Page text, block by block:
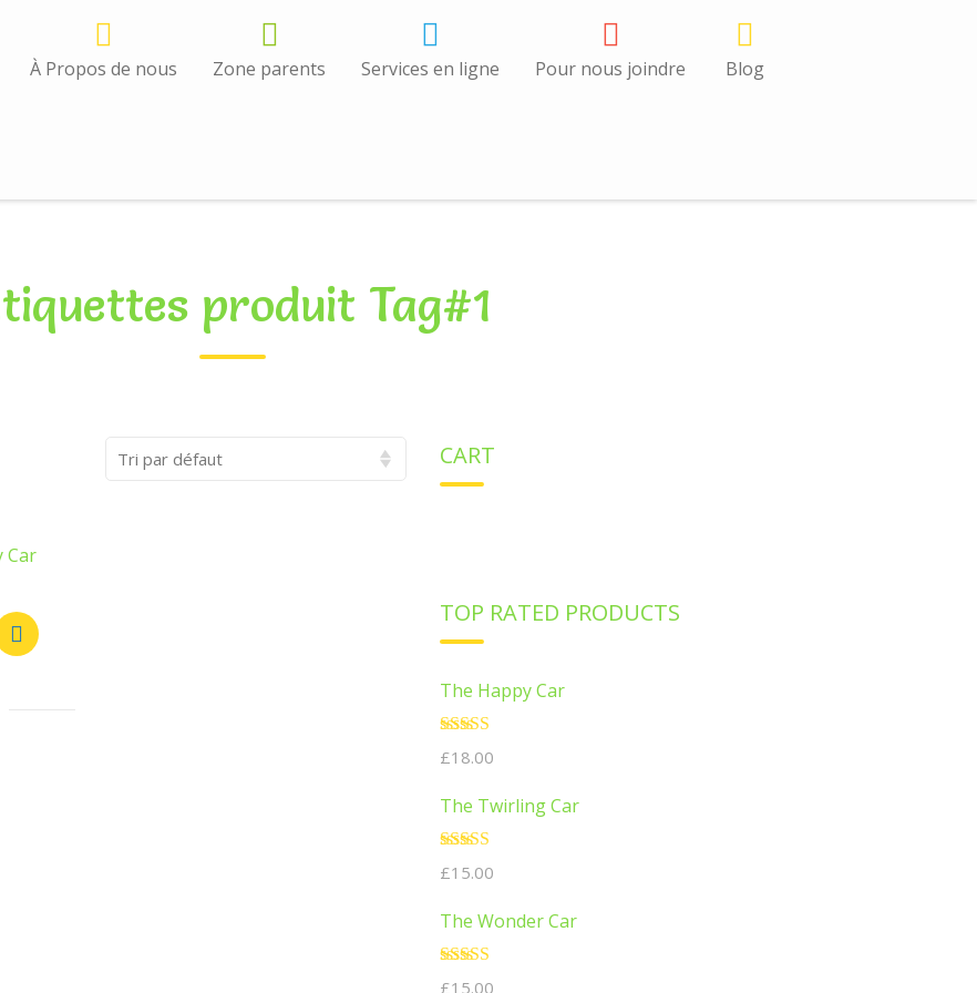
À Propos de nous Zone parents Services en ligne Pour nous joindre Blog
produit Tag#1
Car
CART
TOP RATED PRODUCTS
The Happy Car
Note5.00
5
£18.00
The Twirling Car
Note5.00
5
£15.00
The Wonder Car
Note5.00
£15.00